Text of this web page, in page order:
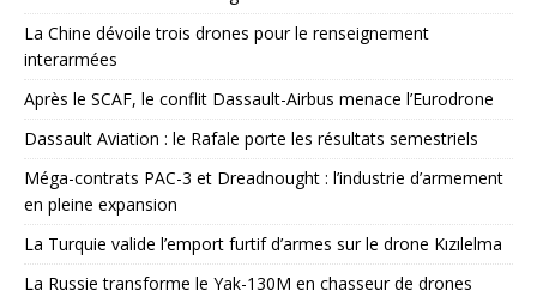
La Chine dévoile trois drones pour le renseignement
interarmées
Après le SCAF, le conflit Dassault-Airbus menace l’Eurodrone
Dassault Aviation : le Rafale porte les résultats semestriels
Méga-contrats PAC-3 et Dreadnought : l’industrie d’armement
en pleine expansion
La Turquie valide l’emport furtif d’armes sur le drone Kızılelma
La Russie transforme le Yak-130M en chasseur de drones